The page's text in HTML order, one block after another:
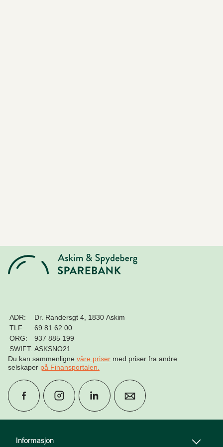
Informasjon
ADR:
Dr. Randersgt 4, 1830 Askim
TLF:
69 81 62 00
ORG:
937 885 199
SWIFT: ASKSNO21
Du kan sammenligne våre priser med priser fra andre
selskaper på Finansportalen